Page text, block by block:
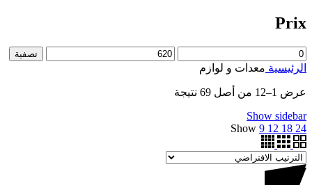
Prix
تصفية
الرئيسية معدات و لوازم
عرض 1–12 من أصل 69 نتيجة
Show sidebar
Show 9 12 18 24